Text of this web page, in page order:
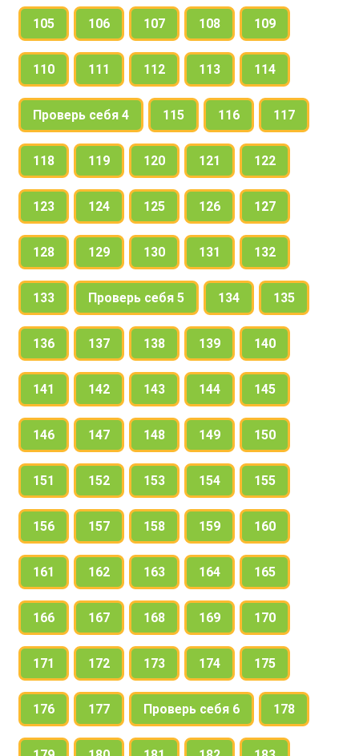
105 106 107 108 109
110 111 112 113 114
Проверь себя 4 115 116 117
118 119 120 121 122
123 124 125 126 127
128 129 130 131 132
133 Проверь себя 5 134 135
136 137 138 139 140
141 142 143 144 145
146 147 148 149 150
151 152 153 154 155
156 157 158 159 160
161 162 163 164 165
166 167 168 169 170
171 172 173 174 175
176 177 Проверь себя 6 178